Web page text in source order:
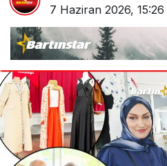
7 Haziran 2026, 15:26